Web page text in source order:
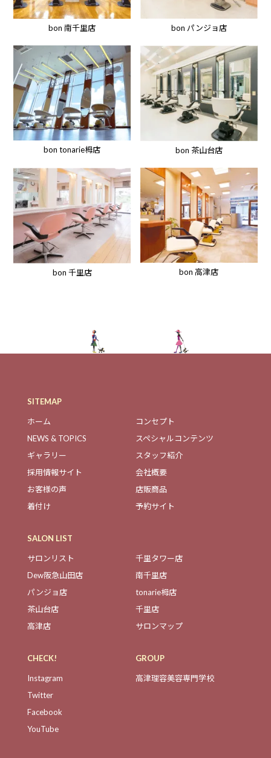
bon 南千里店 bon パンジョ店
bon tonarie栂店 bon 茶山台店
bon 千里店 bon 高津店
SITEMAP
ホーム
コンセプト
NEWS & TOPICS
スペシャルコンテンツ
ギャラリー
スタッフ紹介
採用情報サイト
会社概要
お客様の声
店販商品
着付け
予約サイト
SALON LIST
サロンリスト
千里タワー店
Dew阪急山田店
南千里店
パンジョ店
tonarie栂店
茶山台店
千里店
高津店
サロンマップ
CHECK!
Instagram
Twitter
Facebook
YouTube
GROUP
高津理容美容専門学校